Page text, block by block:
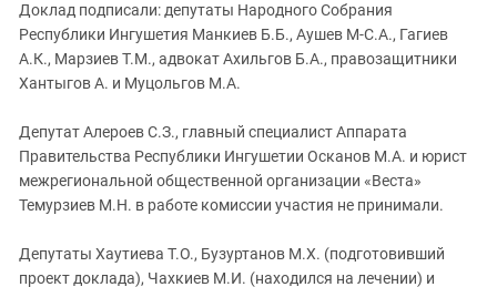
Доклад подписали: депутаты Народного Собрания
Республики Ингушетия Манкиев Б.Б., Аушев М-С.А., Гагиев
А.К., Марзиев Т.М., адвокат Ахильгов Б.А., правозащитники
Хантыгов А. и Муцольгов М.А.
Депутат Алероев С.З., главный специалист Аппарата
Правительства Республики Ингушетии Осканов М.А. и юрист
межрегиональной общественной организации «Веста»
Темурзиев М.Н. в работе комиссии участия не принимали.
Депутаты Хаутиева Т.О., Бузуртанов М.Х. (подготовивший
проект доклада), Чахкиев М.И. (находился на лечении) и